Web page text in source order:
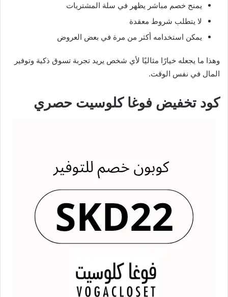
يمنح خصم مباشر يظهر في سلة المشتريات
لا يتطلب شروط معقدة
يمكن استخدامه أكثر من مرة في بعض العروض
وهذا ما يجعله خيارًا مثاليًا لأي شخص يريد تجربة تسوق ذكية وتوفير
المال في نفس الوقت.
كود تخفيض فوغا كلوسيت حصري